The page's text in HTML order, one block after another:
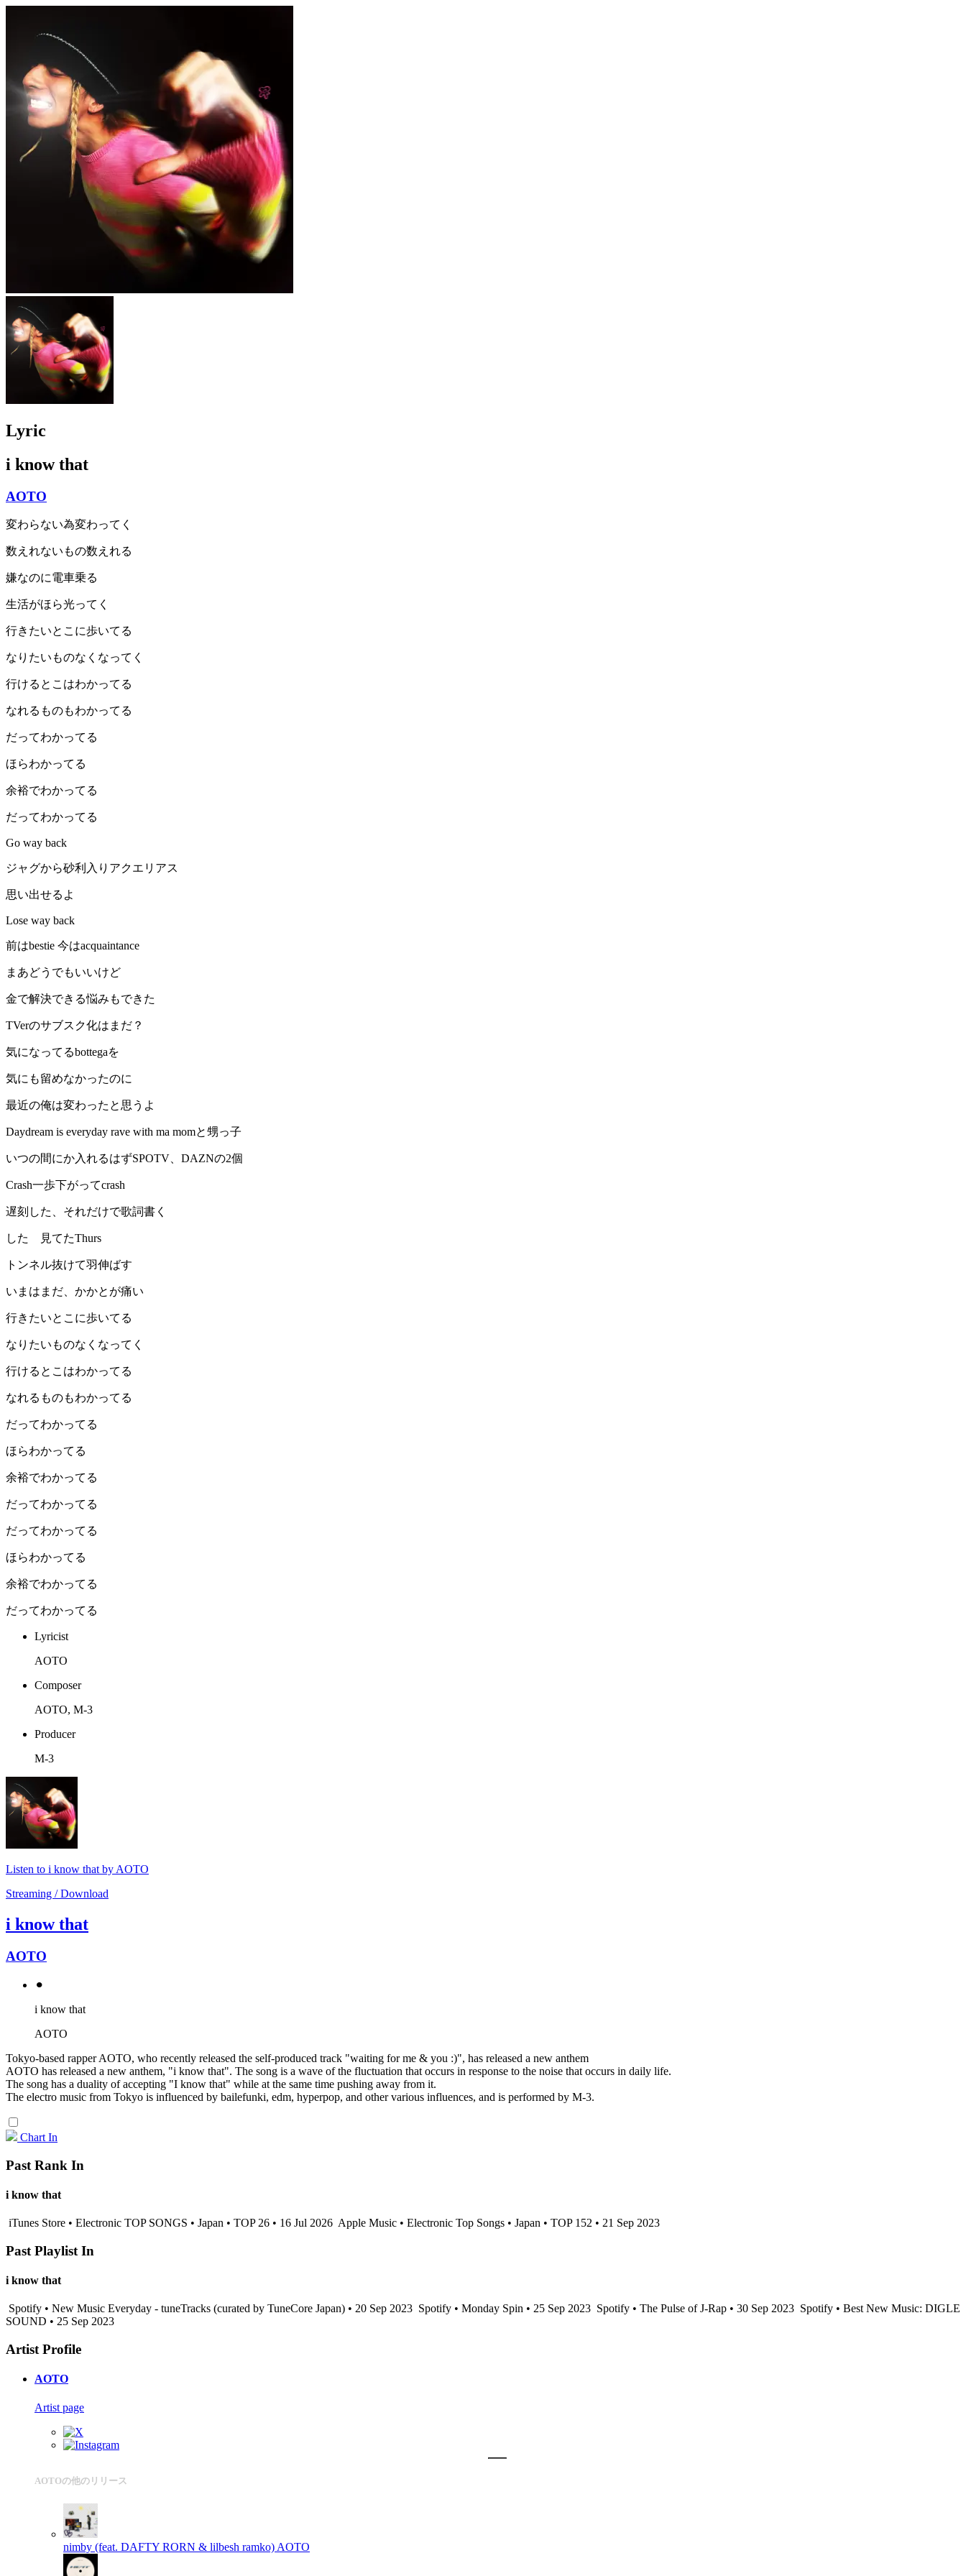
Lyric
i know that
AOTO
変わらない為変わってく
数えれないもの数えれる
嫌なのに電車乗る
生活がほら光ってく
行きたいとこに歩いてる
なりたいものなくなってく
行けるとこはわかってる
なれるものもわかってる
だってわかってる
ほらわかってる
余裕でわかってる
だってわかってる
Go way back
ジャグから砂利入りアクエリアス
思い出せるよ
Lose way back
前はbestie 今はacquaintance
まあどうでもいいけど
金で解決できる悩みもできた
TVerのサブスク化はまだ？
気になってるbottegaを
気にも留めなかったのに
最近の俺は変わったと思うよ
Daydream is everyday rave with ma momと甥っ子
いつの間にか入れるはずSPOTV、DAZNの2個
Crash一歩下がってcrash
遅刻した、それだけで歌詞書く
した 見てたThurs
トンネル抜けて羽伸ばす
いまはまだ、かかとが痛い
行きたいとこに歩いてる
なりたいものなくなってく
行けるとこはわかってる
なれるものもわかってる
だってわかってる
ほらわかってる
余裕でわかってる
だってわかってる
だってわかってる
ほらわかってる
余裕でわかってる
だってわかってる
Lyricist
AOTO
Composer
AOTO, M-3
Producer
M-3
Listen to i know that by AOTO
Streaming / Download
i know that
AOTO
⚫︎
i know that
AOTO
Tokyo-based rapper AOTO, who recently released the self-produced track "waiting for me & you :)", has released a new anthem
AOTO has released a new anthem, "i know that". The song is a wave of the fluctuation that occurs in response to the noise that occurs in daily life.
The song has a duality of accepting "I know that" while at the same time pushing away from it.
The electro music from Tokyo is influenced by bailefunki, edm, hyperpop, and other various influences, and is performed by M-3.
Chart In
Past Rank In
i know that
iTunes Store • Electronic TOP SONGS • Japan • TOP 26 • 16 Jul 2026 Apple Music • Electronic Top Songs • Japan • TOP 152 • 21 Sep 2023
Past Playlist In
i know that
Spotify • New Music Everyday - tuneTracks (curated by TuneCore Japan) • 20 Sep 2023 Spotify • Monday Spin • 25 Sep 2023 Spotify • The Pulse of J-Rap • 30 Sep 2023 Spotify • Best New Music: DIGLE
SOUND • 25 Sep 2023
Artist Profile
AOTO
Artist page
AOTOの他のリリース
nimby (feat. DAFTY RORN & lilbesh ramko) AOTO